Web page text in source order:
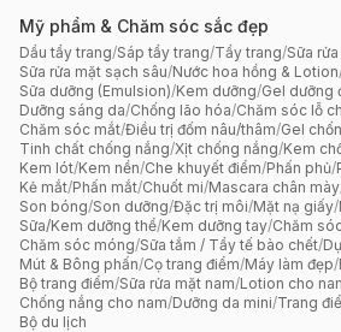
Mỹ phẩm & Chăm sóc sắc đẹp
Dầu tẩy trang/Sáp tẩy trang/Tẩy trang/Sữa
Sữa rửa mặt sạch sâu/Nước hoa hồng & Lotion
Sữa dưỡng (Emulsion)/Kem dưỡng/Gel dưỡng
Dưỡng sáng da/Chống lão hóa/Chăm sóc lỗ
Chăm sóc mắt/Điều trị đốm nâu/thâm/Gel
Tinh chất chống nắng/Xịt chống nắng/Kem
Kem lót/Kem nền/Che khuyết điểm/Phấn phủ/
Kẻ mắt/Phấn mắt/Chuốt mi/Mascara chân mày
Son bóng/Son dưỡng/Đặc trị môi/Mặt nạ giấy/
Sữa/Kem dưỡng thể/Kem dưỡng tay/Chăm
Chăm sóc móng/Sữa tắm / Tẩy tế bào chết/
Mút & Bông phấn/Cọ trang điểm/Máy làm đẹp/
Bộ trang điểm/Sữa rửa mặt nam/Lotion cho
Chống nắng cho nam/Dưỡng da mini/Trang
Bộ du lịch